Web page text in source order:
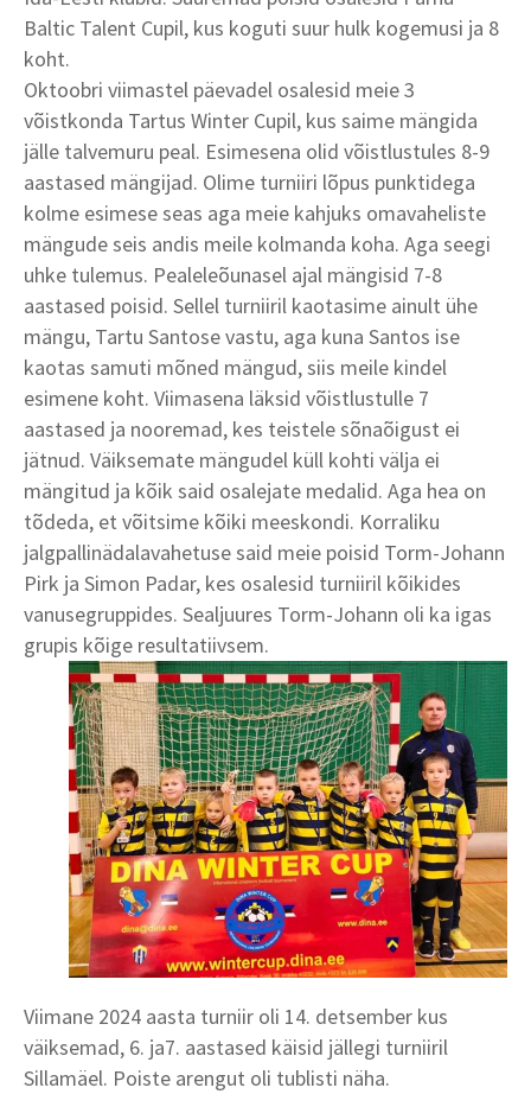
Baltic Talent Cupil, kus koguti suur hulk kogemusi ja 8
koht.
Oktoobri viimastel päevadel osalesid meie 3
võistkonda Tartus Winter Cupil, kus saime mängida
jälle talvemuru peal. Esimesena olid võistlustules 8-9
aastased mängijad. Olime turniiri lõpus punktidega
kolme esimese seas aga meie kahjuks omavaheliste
mängude seis andis meile kolmanda koha. Aga seegi
uhke tulemus. Pealeleõunasel ajal mängisid 7-8
aastased poisid. Sellel turniiril kaotasime ainult ühe
mängu, Tartu Santose vastu, aga kuna Santos ise
kaotas samuti mõned mängud, siis meile kindel
esimene koht. Viimasena läksid võistlustulle 7
aastased ja nooremad, kes teistele sõnaõigust ei
jätnud. Väiksemate mängudel küll kohti välja ei
mängitud ja kõik said osalejate medalid. Aga hea on
tõdeda, et võitsime kõiki meeskondi. Korraliku
jalgpallinädalavahetuse said meie poisid Torm-Johann
Pirk ja Simon Padar, kes osalesid turniiril kõikides
vanusegruppides. Sealjuures Torm-Johann oli ka igas
grupis kõige resultatiivsem.
Viimane 2024 aasta turniir oli 14. detsember kus
väiksemad, 6. ja7. aastased käisid jällegi turniiril
Sillamäel. Poiste arengut oli tublisti näha.